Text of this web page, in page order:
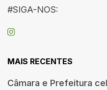
#SIGA-NOS:
MAIS RECENTES
Câmara e Prefeitura